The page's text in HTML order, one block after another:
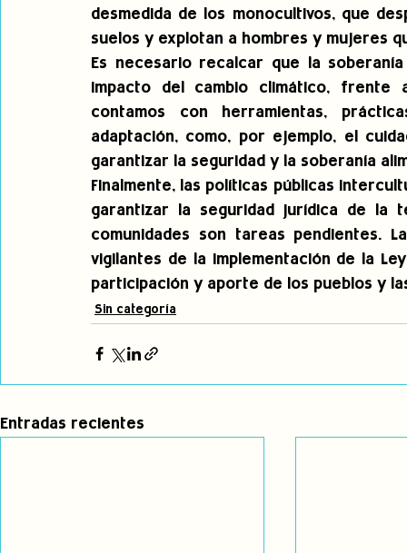
desmedida de los monocultivos, que
suelos y explotan a hombres y mujeres
Es necesario recalcar que la
impacto del cambio climático,
contamos con herramientas,
adaptación, como, por ejemplo, el
garantizar la seguridad y la soberanía
Finalmente, las políticas públicas
garantizar la seguridad jurídica de la
comunidades son tareas pendientes.
vigilantes de la implementación de la
participación y aporte de los pueblos y
Sin categoría
Entradas recientes